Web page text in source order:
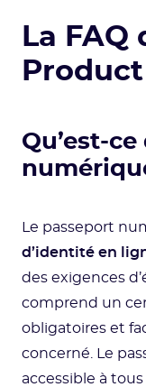
La FAQ
Qu’est-
Le passeport
d’identité en
des exigences
comprend un
obligatoires et
concerné. Le
accessible à